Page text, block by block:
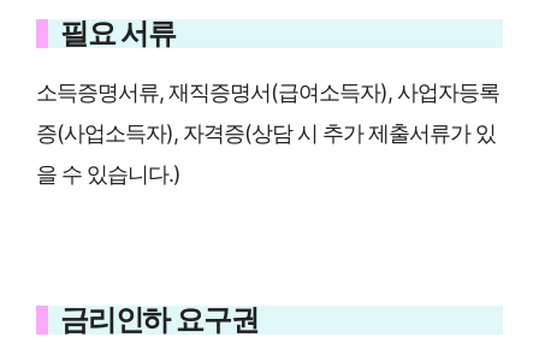
필요 서류
소득증명서류, 재직증명서(급여소득자), 사업자등록
증(사업소득자), 자격증(상담 시 추가 제출서류가 있
을 수 있습니다.)
금리인하 요구권